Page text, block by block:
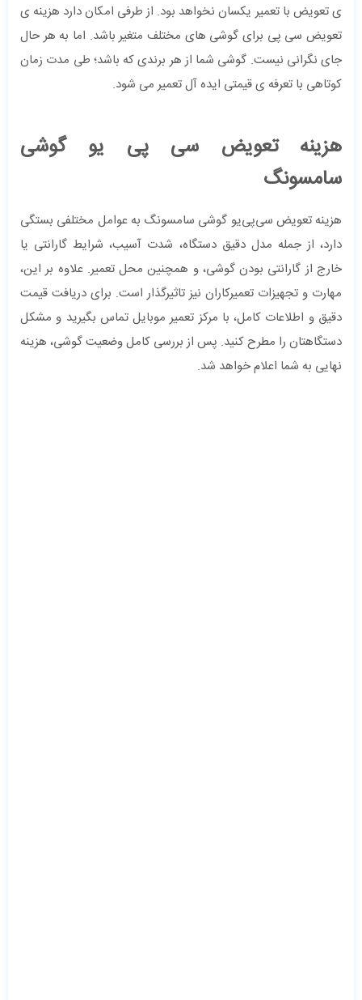
ی تعویض با تعمیر یکسان نخواهد بود. از طرفی امکان دارد هزینه ی
تعویض سی پی برای گوشی های مختلف متغیر باشد. اما به هر حال
جای نگرانی نیست. گوشی شما از هر برندی که باشد؛ طی مدت زمان
کوتاهی با تعرفه ی قیمتی ایده آل تعمیر می شود.
هزینه تعویض سی پی یو گوشی
سامسونگ
هزینه تعویض سی‌پی‌یو گوشی سامسونگ به عوامل مختلفی بستگی
دارد، از جمله مدل دقیق دستگاه، شدت آسیب، شرایط گارانتی یا
خارج از گارانتی بودن گوشی، و همچنین محل تعمیر. علاوه بر این،
مهارت و تجهیزات تعمیرکاران نیز تاثیرگذار است. برای دریافت قیمت
دقیق و اطلاعات کامل، با مرکز تعمیر موبایل تماس بگیرید و مشکل
دستگاهتان را مطرح کنید. پس از بررسی کامل وضعیت گوشی، هزینه
نهایی به شما اعلام خواهد شد.